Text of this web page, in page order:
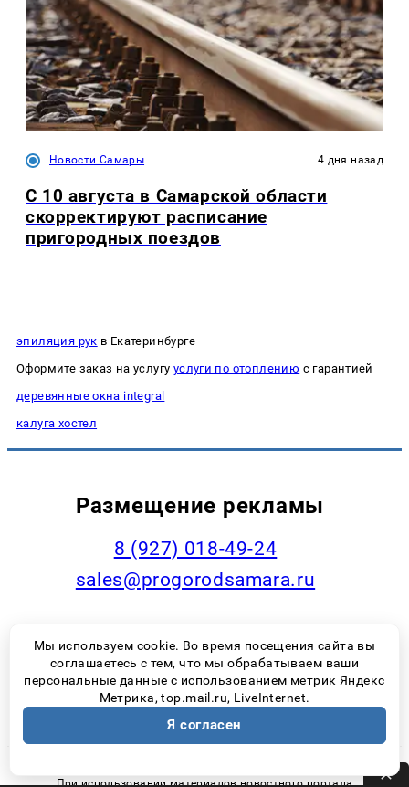
Новости Самары 4 дня назад
С 10 августа в Самарской области
скорректируют расписание
пригородных поездов
эпиляция рук в Екатеринбурге
Оформите заказ на услугу услуги по отоплению с гарантией
деревянные окна integral
калуга хостел
Размещение рекламы
8 (927) 018-49-24
sales@progorodsamara.ru
Наша статистика
При использовании материалов новостного портала
Мы используем cookie. Во время посещения сайта вы
соглашаетесь с тем, что мы обрабатываем ваши
персональные данные с использованием метрик Яндекс
Метрика, top.mail.ru, LiveInternet.
Я согласен